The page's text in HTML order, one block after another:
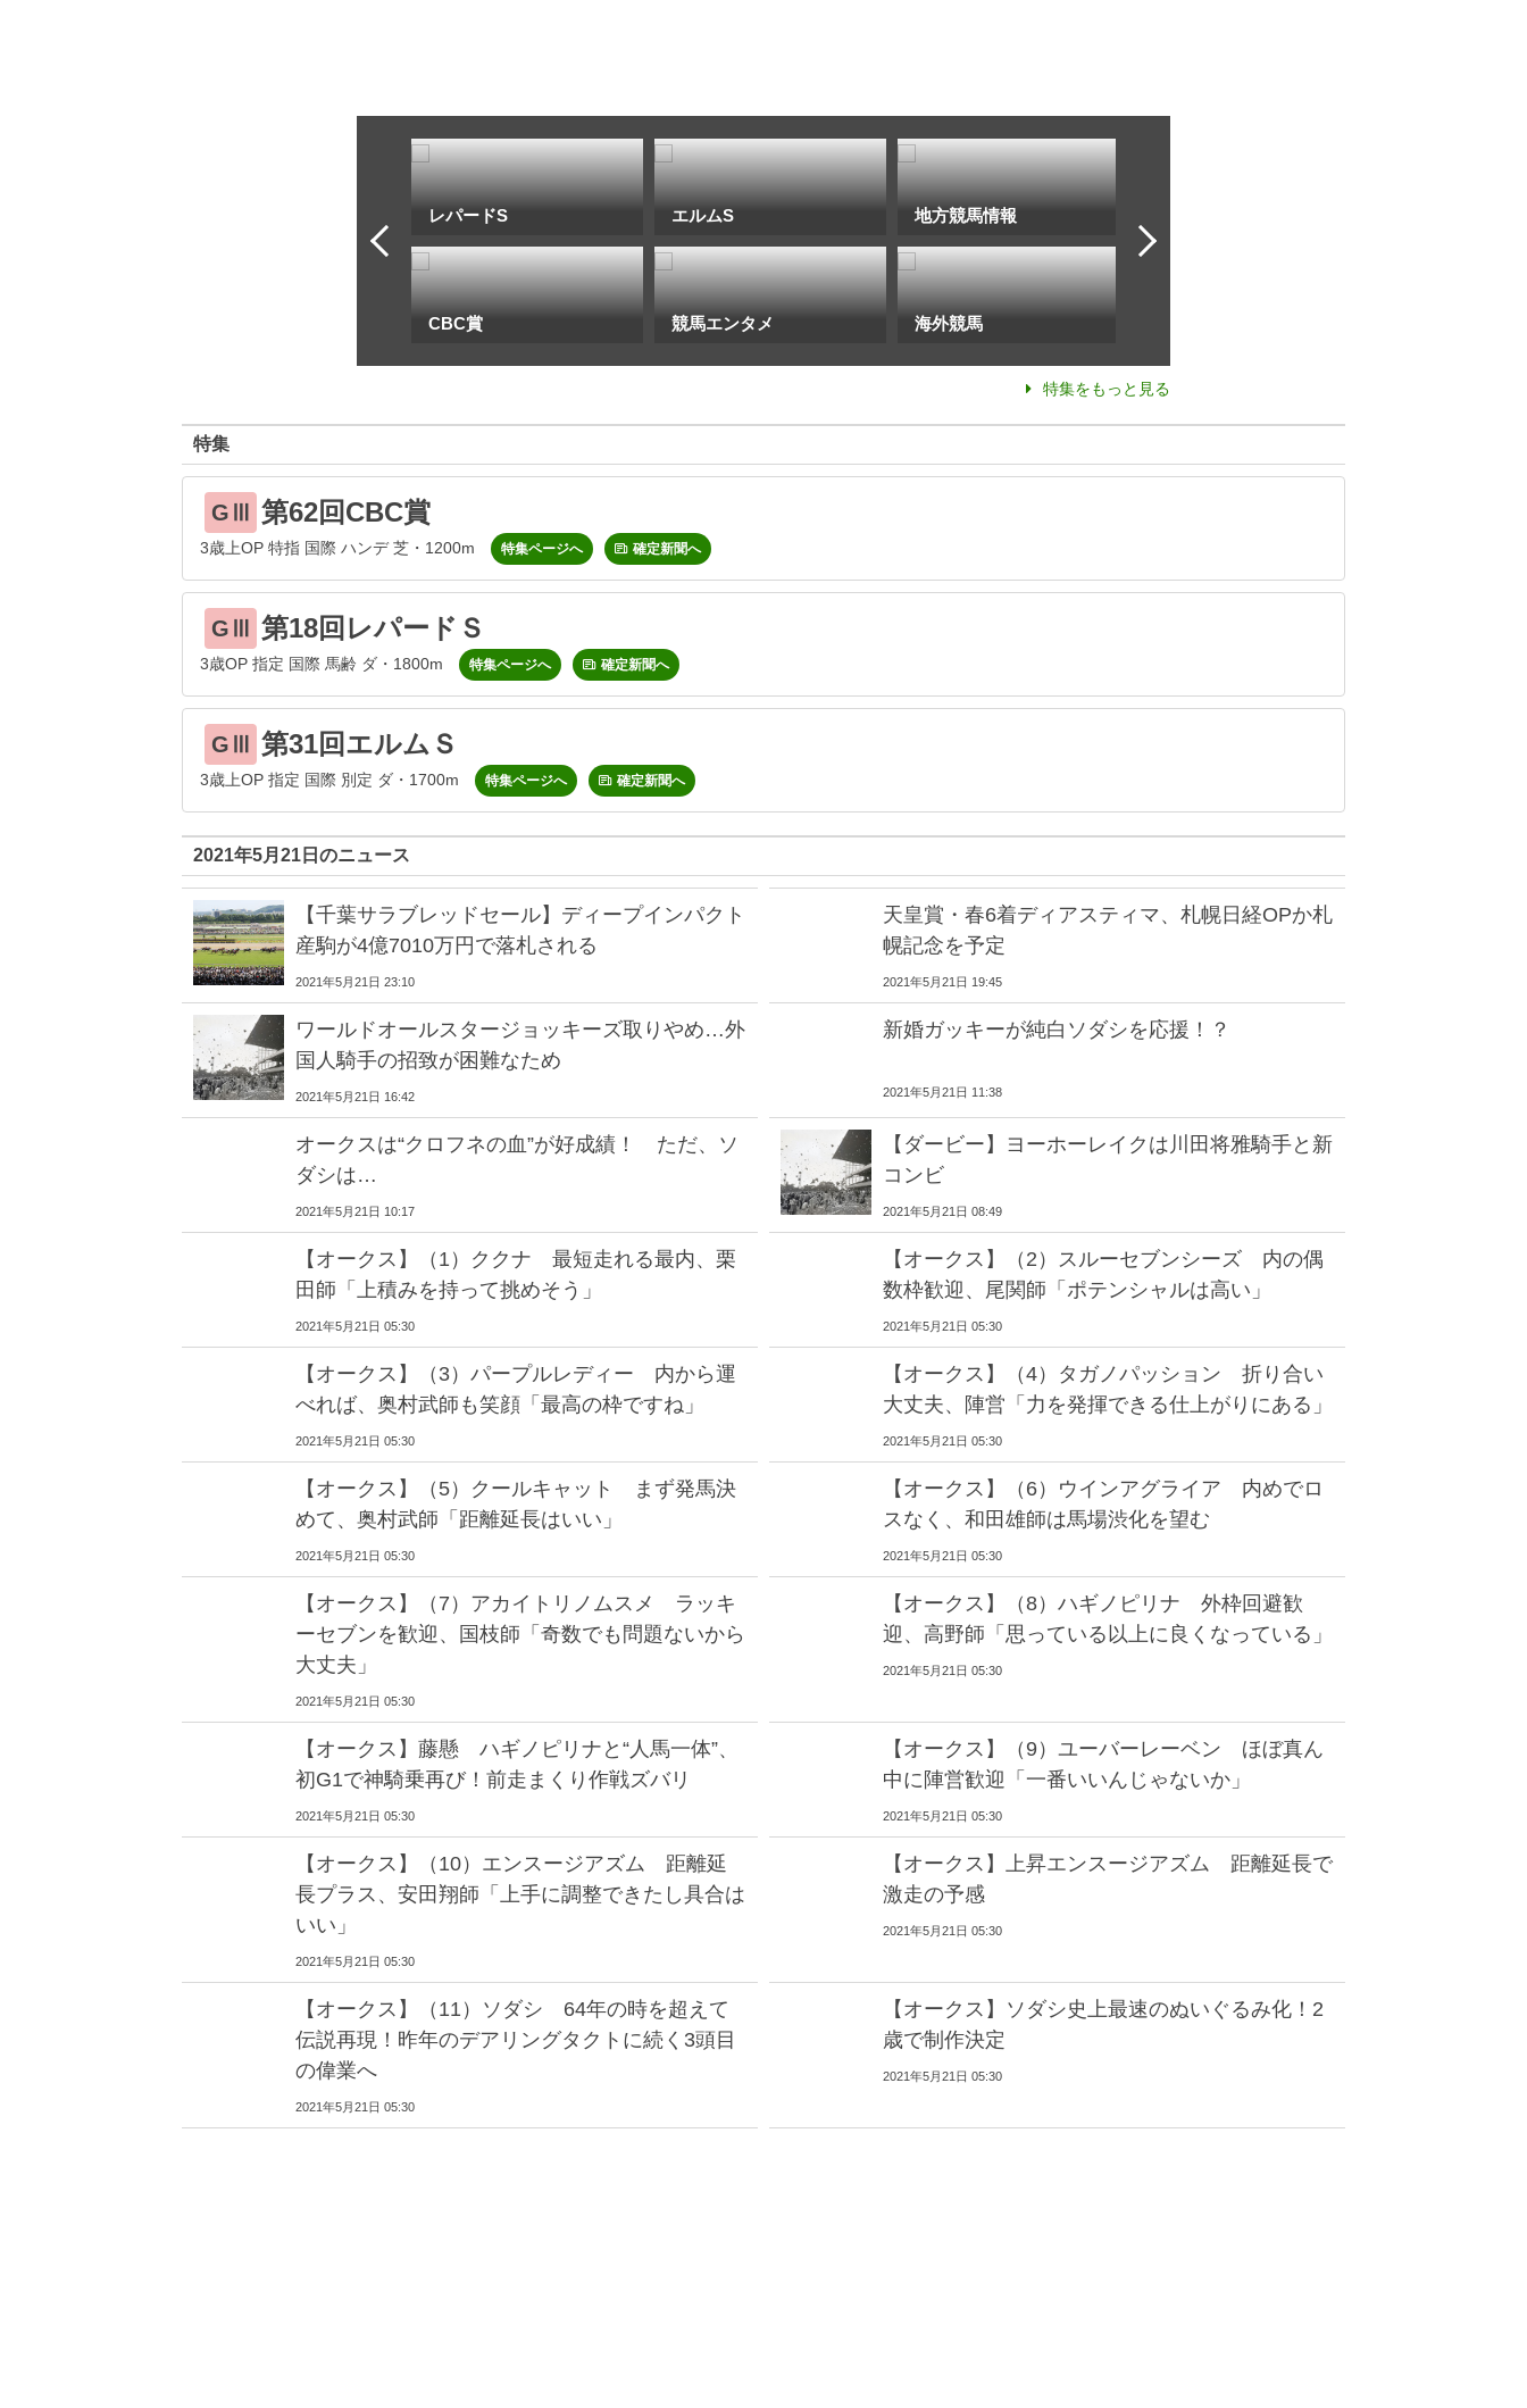
レパードS
CBC賞
エルムS
競馬エンタメ
地方競馬情報
海外競馬
特集をもっと見る
特集
GⅢ 第62回CBC賞
3歳上OP 特指 国際 ハンデ 芝・1200m 特集ページへ 確定新聞へ
GⅢ 第18回レパードＳ
3歳OP 指定 国際 馬齢 ダ・1800m 特集ページへ 確定新聞へ
GⅢ 第31回エルムＳ
3歳上OP 指定 国際 別定 ダ・1700m 特集ページへ 確定新聞へ
2021年5月21日のニュース
【千葉サラブレッドセール】ディープインパクト
産駒が4億7010万円で落札される
2021年5月21日 23:10
天皇賞・春6着ディアスティマ、札幌日経OPか札
幌記念を予定
2021年5月21日 19:45
ワールドオールスタージョッキーズ取りやめ…外
国人騎手の招致が困難なため
2021年5月21日 16:42
新婚ガッキーが純白ソダシを応援！？
2021年5月21日 11:38
オークスは“クロフネの血”が好成績！ ただ、ソ
ダシは…
2021年5月21日 10:17
【ダービー】ヨーホーレイクは川田将雅騎手と新
コンビ
2021年5月21日 08:49
【オークス】（1）ククナ 最短走れる最内、栗
田師「上積みを持って挑めそう」
2021年5月21日 05:30
【オークス】（2）スルーセブンシーズ 内の偶
数枠歓迎、尾関師「ポテンシャルは高い」
2021年5月21日 05:30
【オークス】（3）パープルレディー 内から運
べれば、奥村武師も笑顔「最高の枠ですね」
2021年5月21日 05:30
【オークス】（4）タガノパッション 折り合い
大丈夫、陣営「力を発揮できる仕上がりにある」
2021年5月21日 05:30
【オークス】（5）クールキャット まず発馬決
めて、奥村武師「距離延長はいい」
2021年5月21日 05:30
【オークス】（6）ウインアグライア 内めでロ
スなく、和田雄師は馬場渋化を望む
2021年5月21日 05:30
【オークス】（7）アカイトリノムスメ ラッキ
ーセブンを歓迎、国枝師「奇数でも問題ないから
大丈夫」
2021年5月21日 05:30
【オークス】（8）ハギノピリナ 外枠回避歓
迎、高野師「思っている以上に良くなっている」
2021年5月21日 05:30
【オークス】藤懸 ハギノピリナと“人馬一体”、
初G1で神騎乗再び！前走まくり作戦ズバリ
2021年5月21日 05:30
【オークス】（9）ユーバーレーベン ほぼ真ん
中に陣営歓迎「一番いいんじゃないか」
2021年5月21日 05:30
【オークス】（10）エンスージアズム 距離延
長プラス、安田翔師「上手に調整できたし具合は
いい」
2021年5月21日 05:30
【オークス】上昇エンスージアズム 距離延長で
激走の予感
2021年5月21日 05:30
【オークス】（11）ソダシ 64年の時を超えて
伝説再現！昨年のデアリングタクトに続く3頭目
の偉業へ
2021年5月21日 05:30
【オークス】ソダシ史上最速のぬいぐるみ化！2
歳で制作決定
2021年5月21日 05:30